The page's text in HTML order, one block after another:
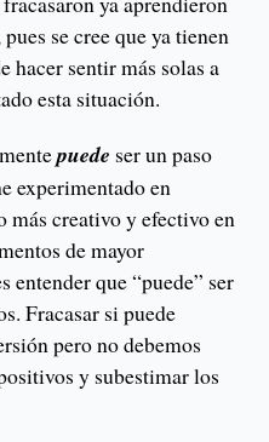
se cree que ya tienen
hacer sentir más solas a
esta situación.
puede ser un paso
experimentado en
creativo y efectivo en
de mayor
entender que “puede” ser
Fracasar si puede
pero no debemos
y subestimar los